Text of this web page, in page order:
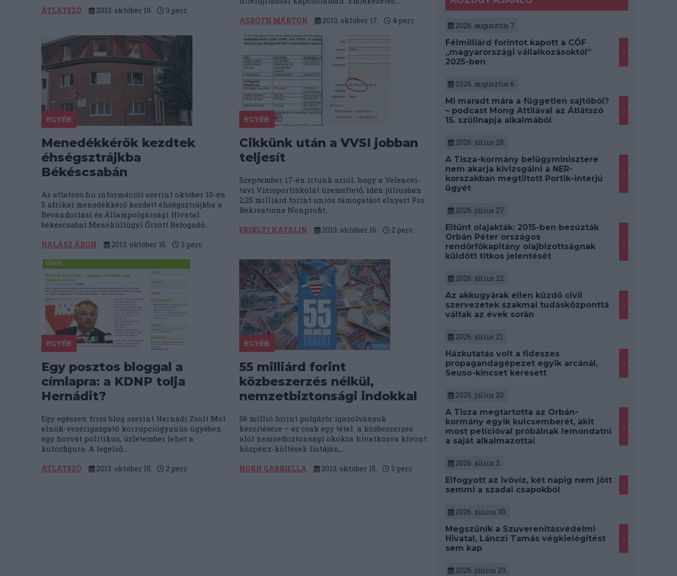
ÁTLÁTSZÓ 2013. október 19. 3 perc
ASBÓTH MÁRTON 2013. október 17. 4 perc
EGYÉB
Menedékkérők kezdtek
éhségsztrájkba
Békéscsabán
Az atlatszo.hu információi szerint október 10-én
5 afrikai menedékkérő kezdett éhségsztrájkba a
Bevándorlási és Állampolgársági Hivatal
békéscsabai Menekültügyi Őrzött Befogadó...
HALÁSZ ÁRON 2013. október 16. 3 perc
EGYÉB
Cikkünk után a VVSI jobban
teljesít
Szeptember 17-én írtunk arról, hogy a Velencei-
tavi Vízisportiskolát üzemeltető, idén júliusban
2,25 milliárd forint uniós támogatást elnyert Pro
Rekreatione Nonprofit...
ERDÉLYI KATALIN 2013. október 16. 2 perc
EGYÉB
Egy posztos bloggal a
címlapra: a KDNP tolja
Hernádit?
Egy egészen friss blog szerint Hernádi Zsolt Mol
elnök-vezérigazgató korrupciógyanús ügyében
egy horvát politikus, üzletember lehet a
kulcsfigura. A legelső...
ÁTLÁTSZÓ 2013. október 15. 2 perc
EGYÉB
55 milliárd forint
közbeszerzés nélkül,
nemzetbiztonsági indokkal
56 millió forint polgárőr igazolványok
készítésére – ez csak egy tétel a közbeszerzés
alól nemzetbiztonsági okokra hivatkozva kivont
közpénz-költések listáján,...
HORN GABRIELLA 2013. október 15. 3 perc
2026. augusztus 7.
Félmilliárd forintot kapott a CÖF
„magyarországi vállalkozásoktól”
2025-ben
2026. augusztus 6.
Mi maradt mára a független sajtóból?
– podcast Mong Attilával az Átlátszó
15. szülinapja alkalmából
2026. július 28.
A Tisza-kormány belügyminisztere
nem akarja kivizsgálni a NER-
korszakban megtiltott Portik-interjú
ügyét
2026. július 27.
Eltűnt olajakták: 2015-ben bezúzták
Orbán Péter országos
rendőrfőkapitány olajbizottságnak
küldött titkos jelentését
2026. július 22.
Az akkugyárak ellen küzdő civil
szervezetek szakmai tudásközponttá
váltak az évek során
2026. július 21.
Házkutatás volt a fideszes
propagandagépezet egyik arcánál,
Seuso-kincset keresett
2026. július 20.
A Tisza megtartotta az Orbán-
kormány egyik kulcsemberét, akit
most petícióval próbálnak lemondatni
a saját alkalmazottai
2026. július 2.
Elfogyott az ivóvíz, két napig nem jött
semmi a szadai csapokból
2026. június 30.
Megszűnik a Szuverenitásvédelmi
Hivatal, Lánczi Tamás végkielégítést
sem kap
2026. június 29.